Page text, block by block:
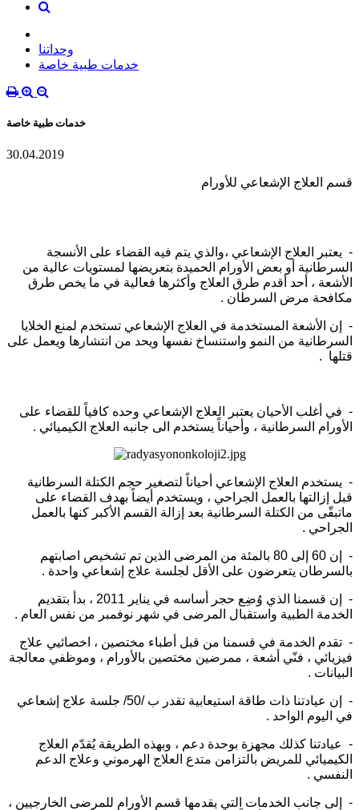
وحداتنا
خدمات طبية خاصة
خدمات طبية خاصة
30.04.2019
قسم العلاج الإشعاعي للأورام
- يعتبر العلاج الإشعاعي ،والذي يتم فيه القضاء على الأنسجة
السرطانية أو بعض الأورام الحميدة بتعريضها لمستويات عالية من
الأشعة ، أحد أقدم طرق العلاج وأكثرها فعالية في ما يخص طرق
مكافحة مرض السرطان .
- إن الأشعة المستخدمة في العلاج الإشعاعي تستخدم لمنع الخلايا
السرطانية من النمو واستنساخ نفسها ويحد من انتشارها ويعمل على
قتلها .
- في أغلب الأحيان يعتبر العلاج الإشعاعي وحده كافياً للقضاء على
الأورام السرطانية ، وأحياناً يستخدم الى جانبه العلاج الكيميائي .
- يستخدم العلاج الإشعاعي أحياناً لتصغير حجم الكتلة السرطانية
قبل إزالتها بالعمل الجراحي ، ويستخدم أيضاً بهدف القضاء على
ماتبقّى من الكتلة السرطانية بعد إزالة القسم الأكبر كنها بالعمل
الجراحي .
- إن 60 إلى 80 بالمئة من المرضى الذين تم تشخيص اصابتهم
بالسرطان يتعرضون على الأقل لجلسة علاج إشعاعي واحدة .
- إن قسمنا الذي وُضِع حجر أساسه في يناير 2011 ، بدأ بتقديم
الخدمة الطبية واستقبال المرضى في شهر نوفمبر من نفس العام .
- تقدم الخدمة في قسمنا من قبل أطباء مختصين ، اخصائيي علاج
فيزيائي ، فنّي أشعة ، ممرضين مختصين بالأورام ، وموظفي معالجة
البيانات .
- إن عيادتنا ذات طاقة استيعابية تقدر ب /50/ جلسة علاج إشعاعي
في اليوم الواحد .
- عيادتنا كذلك مجهزة بوحدة دعم ، وبهذه الطريقة يُقدّم العلاج
الكيميائي للمريض بالتزامن متدع العلاج الهرموني وعلاج الدعم
النفسي .
- إلى جانب الخدمات التي يقدمها قسم الأورام للمرضى الخارجيين ،